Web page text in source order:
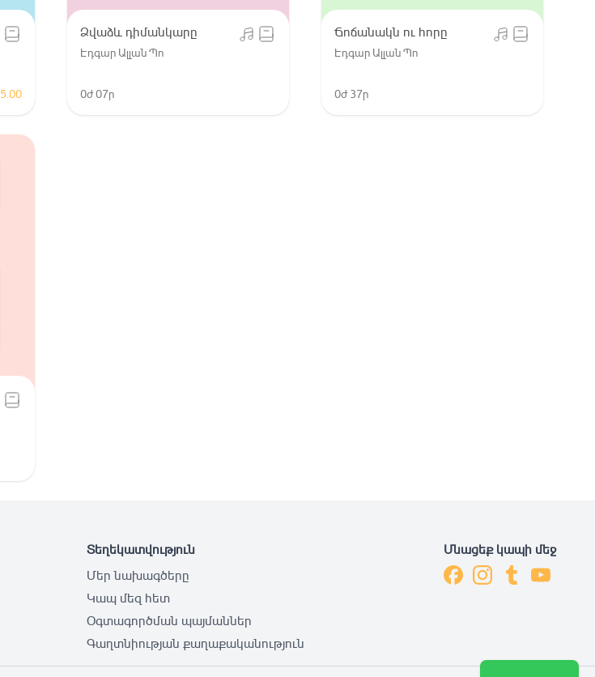
5.00
Ձվաձև դիմանկարը
Էդգար Ալլան Պո
0ժ 07ր
Ճոճանակն ու հորը
Էդգար Ալլան Պո
0ժ 37ր
Տեղեկատվություն
Մեր նախագծերը
Կապ մեզ հետ
Օգտագործման պայմաններ
Գաղտնիության քաղաքականություն
Մնացեք կապի մեջ